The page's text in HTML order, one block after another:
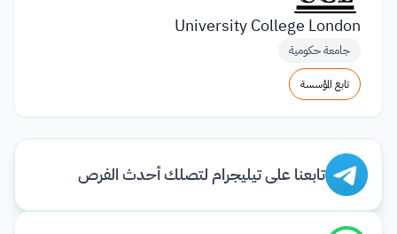
University College London
جامعة حكومية
تابع المؤسسة
تابعنا على تيليجرام لتصلك أحدث الفرص